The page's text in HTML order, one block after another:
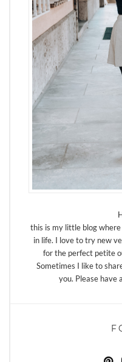
this is my little blog
in life. I love to try new
for the perfect petite
Sometimes I like to
you. Please have